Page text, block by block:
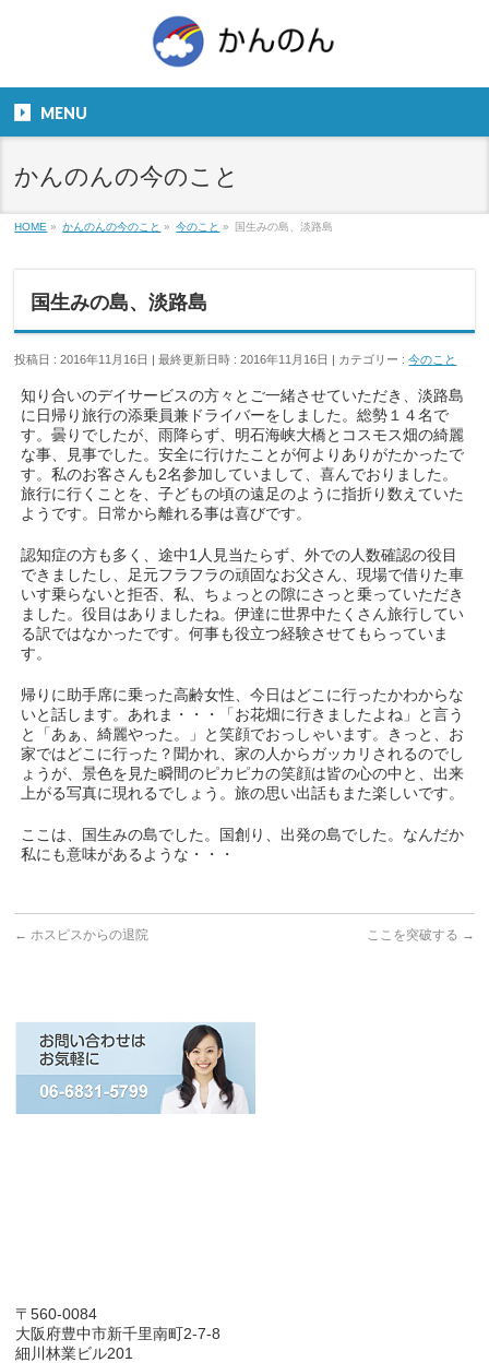
９：００～１８：００
MENU
かんのんの今のこと
HOME » かんのんの今のこと » 今のこと » 国生みの島、淡路島
国生みの島、淡路島
投稿日 : 2016年11月16日 最終更新日時 : 2016年11月16日 カテゴリー :今のこと
知り合いのデイサービスの方々とご一緒させていただき、淡路島
に日帰り旅行の添乗員兼ドライバーをしました。総勢１４名で
す。曇りでしたが、雨降らず、明石海峡大橋とコスモス畑の綺麗
な事、見事でした。安全に行けたことが何よりありがたかったで
す。私のお客さんも2名参加していまして、喜んでおりました。
旅行に行くことを、子どもの頃の遠足のように指折り数えていた
ようです。日常から離れる事は喜びです。
認知症の方も多く、途中1人見当たらず、外での人数確認の役目
できましたし、足元フラフラの頑固なお父さん、現場で借りた車
いす乗らないと拒否、私、ちょっとの隙にさっと乗っていただき
ました。役目はありましたね。伊達に世界中たくさん旅行してい
る訳ではなかったです。何事も役立つ経験させてもらっていま
す。
帰りに助手席に乗った高齢女性、今日はどこに行ったかわからな
いと話します。あれま・・・「お花畑に行きましたよね」と言う
と「あぁ、綺麗やった。」と笑顔でおっしゃいます。きっと、お
家ではどこに行った？聞かれ、家の人からガッカリされるのでし
ょうが、景色を見た瞬間のピカピカの笑顔は皆の心の中と、出来
上がる写真に現れるでしょう。旅の思い出話もまた楽しいです。
ここは、国生みの島でした。国創り、出発の島でした。なんだか
私にも意味があるような・・・
← ホスピスからの退院 ここを突破する →
〒560-0084
大阪府豊中市新千里南町2-7-8
細川林業ビル201